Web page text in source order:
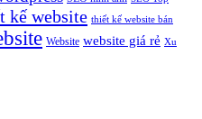
kế website thiết kế website bán
Website website giá rẻ Xu